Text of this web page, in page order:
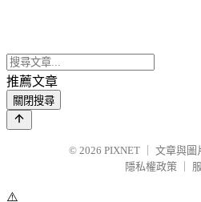
推薦文章
關閉搜尋
© 2026 PIXNET
文章與圖
隱私權政策
⚠️